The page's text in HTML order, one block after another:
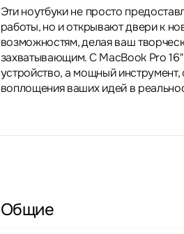
Эти ноутбуки не просто
работы, но и открывают двери к
возможностям, делая ваш
захватывающим. С MacBook Pro
устройство, а мощный
воплощения ваших идей в
Общие